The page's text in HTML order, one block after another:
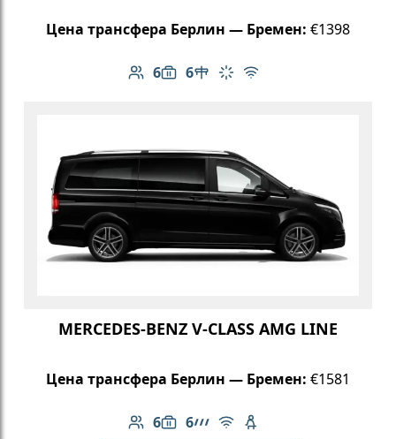
Цена трансфера Берлин — Бремен: €1398
6
Количество пассажиров: 6
6
Вместимость багажа: 6
Стол в салоне
Климат-контроль
Бесплатный Wi-Fi
MERCEDES-BENZ V-CLASS AMG LINE
Цена трансфера Берлин — Бремен: €1581
6
Количество пассажиров: 6
6
Вместимость багажа: 6
Линейка AMG
Бесплатный Wi-Fi
Детское кресло